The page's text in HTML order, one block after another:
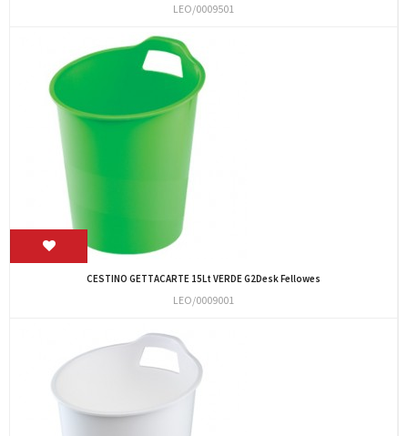
LEO/0009501
CESTINO GETTACARTE 15Lt VERDE G2Desk Fellowes
LEO/0009001